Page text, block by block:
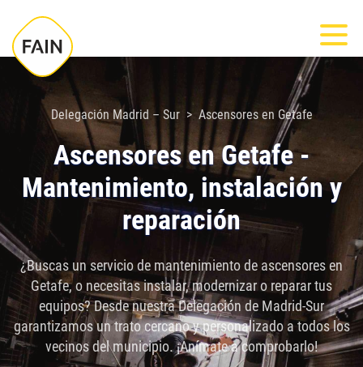
este
sitio
Delegación Madrid – Sur Ascensores en Getafe
Ascensores en Getafe -
Mantenimiento, instalación y
reparación
¿Buscas un servicio de mantenimiento de ascensores en
Getafe, o necesitas instalar, modernizar o reparar tus
equipos? Desde nuestra Delegación de Madrid-Sur
garantizamos un trato cercano y personalizado a todos los
vecinos del municipio. ¡Anímate a comprobarlo!